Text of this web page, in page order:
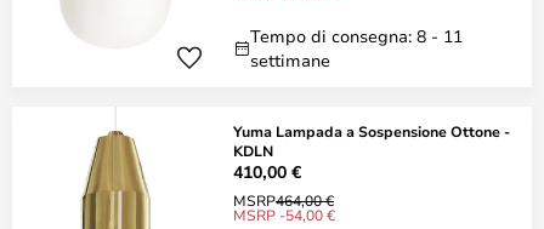
Tempo di consegna: 8 - 11
settimane
Yuma Lampada a Sospensione Ottone -
KDLN
410,00 €
MSRP464,00 €
MSRP -54,00 €